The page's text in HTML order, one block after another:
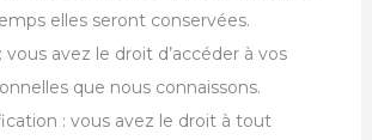
elles seront conservées.
vous avez le droit d’accéder à vos
que nous connaissons.
: vous avez le droit à tout